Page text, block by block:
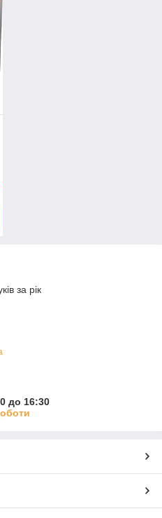
за рік
до 16:30